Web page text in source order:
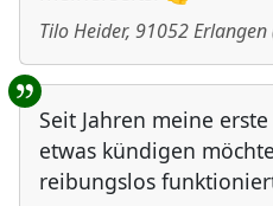
Tilo Heider, 91052Erlangen
Seit Jahren meine
etwas kündigen
reibungslos